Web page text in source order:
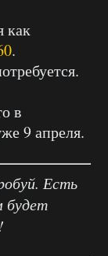
как
.
в
9 апреля.
Есть
будет